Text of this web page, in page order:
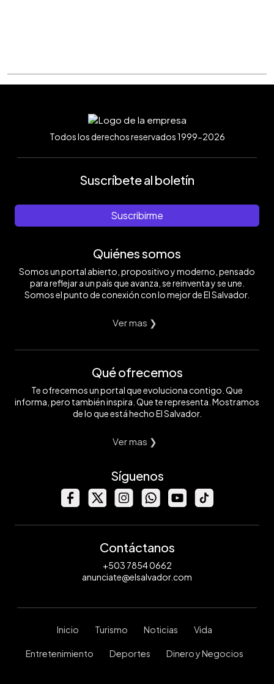
Todos los derechos reservados 1999-2026
Suscríbete al boletín
Suscribirme
Quiénes somos
Somos un portal abierto, propositivo y moderno, pensado
para reflejar a un país que avanza, se reinventa y se une.
Somos el punto de conexión con lo mejor de El Salvador.
Ver mas ❯
Qué ofrecemos
Te ofrecemos un portal que evoluciona contigo. Que
informa, pero también inspira. Que te representa. Mostramos
de lo que está hecho El Salvador.
Ver mas ❯
Síguenos
Contáctanos
+503 7854 0662
anunciate@elsalvador.com
Inicio Turismo Noticias Vida
Entretenimiento Deportes Dinero y Negocios